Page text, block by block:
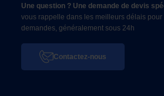
Une question ? Une demande de devis
vous rappelle dans les meilleurs délais
demandes, généralement sous 24h
Contactez-nous